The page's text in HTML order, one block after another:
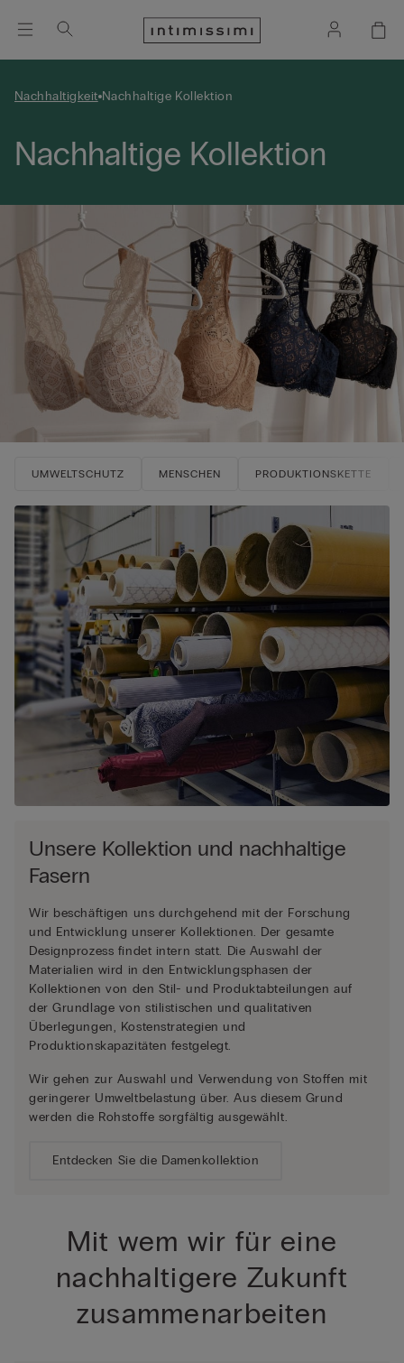
Nachhaltigkeit Nachhaltige Kollektion
Nachhaltige Kollektion
UMWELTSCHUTZ MENSCHEN PRODUKTIONSKETTE
Unsere Kollektion und nachhaltige
Fasern
Wir beschäftigen uns durchgehend mit der Forschung
und Entwicklung unserer Kollektionen. Der gesamte
Designprozess findet intern statt. Die Auswahl der
Materialien wird in den Entwicklungsphasen der
Kollektionen von den Stil- und Produktabteilungen auf
der Grundlage von stilistischen und qualitativen
Überlegungen, Kostenstrategien und
Produktionskapazitäten festgelegt.
Wir gehen zur Auswahl und Verwendung von Stoffen mit
geringerer Umweltbelastung über. Aus diesem Grund
werden die Rohstoffe sorgfältig ausgewählt.
Entdecken Sie die Damenkollektion
Mit wem wir für eine
nachhaltigere Zukunft
zusammenarbeiten